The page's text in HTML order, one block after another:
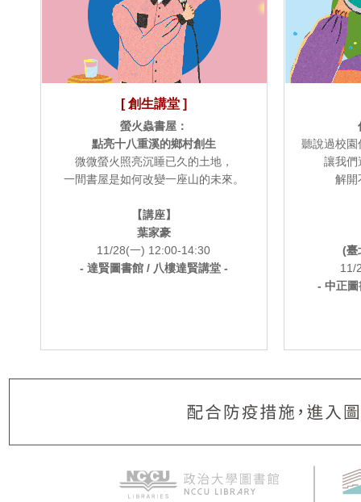
[ 創生講堂 ]
螢火蟲書屋：
點亮十八重溪的鄉村創生
微微螢火照亮沉睡已久的土地，
一間書屋是如何改變一座山的未來。
【講座】
葉家豪
11/28(一) 12:00-14:30
- 達賢圖書館 / 八樓達賢講堂 -
聽說過校園
讓我們
解開
(臺
11/
- 中正